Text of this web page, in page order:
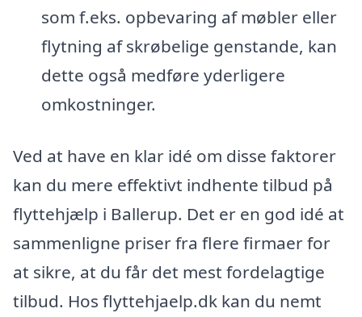
som f.eks. opbevaring af møbler eller
flytning af skrøbelige genstande, kan
dette også medføre yderligere
omkostninger.
Ved at have en klar idé om disse faktorer
kan du mere effektivt indhente tilbud på
flyttehjælp i Ballerup. Det er en god idé at
sammenligne priser fra flere firmaer for
at sikre, at du får det mest fordelagtige
tilbud. Hos flyttehjaelp.dk kan du nemt